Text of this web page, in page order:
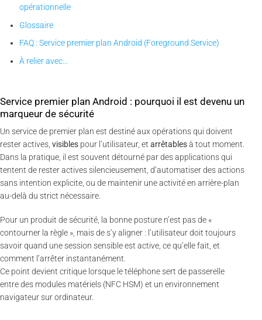
opérationnelle
Glossaire
FAQ : Service premier plan Android (Foreground Service)
À relier avec…
Service premier plan Android : pourquoi il est devenu un
marqueur de sécurité
Un service de premier plan est destiné aux opérations qui doivent
rester actives, visibles pour l’utilisateur, et arrêtablesà tout moment.
Dans la pratique, il est souvent détourné par des applications qui
tentent de rester actives silencieusement, d’automatiser des actions
sans intention explicite, ou de maintenir une activité en arrière-plan
au-delà du strict nécessaire.
Pour un produit de sécurité, la bonne posture n’est pas de «
contourner la règle », mais de s’y aligner : l’utilisateur doit toujours
savoir quand une session sensible est active, ce qu’elle fait, et
comment l’arrêter instantanément.
Ce point devient critique lorsque le téléphone sert de passerelle
entre des modules matériels (NFC HSM) et un environnement
navigateur sur ordinateur.